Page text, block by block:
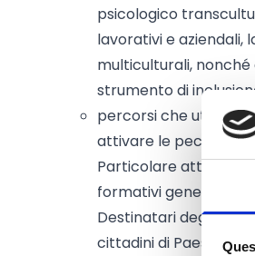
psicologico
lavorativi e aziendali,
multiculturali,
strumento di
percorsi che
attivare le peculiarità
Particolare
formativi
Destinatari degli
cittadini di Paesi terzi